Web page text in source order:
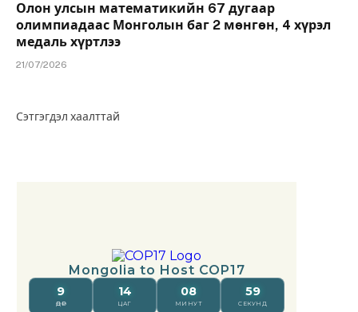
Олон улсын математикийн 67 дугаар
олимпиадаас Монголын баг 2 мөнгөн, 4 хүрэл
медаль хүртлээ
21/07/2026
Сэтгэгдэл хаалттай